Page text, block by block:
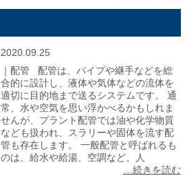
2020.09.25
｜配管 配管は、パイプや継手などを総
合的に設計し、液体や気体などの流体を
適切に目的地まで送るシステムです。 通
常、水や空気を思い浮かべるかもしれま
せんが、プラント配管では油や化学物質
なども扱われ、スラリーや固体を流す配
管も存在します。 一般配管と呼ばれるも
のは、給水や給湯、空調など、人
…続きを読む